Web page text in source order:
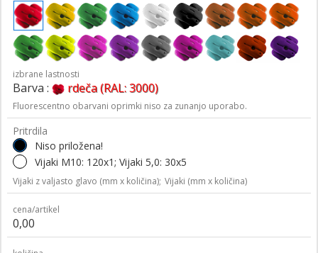
izbrane lastnosti
Barva : rdeča (RAL: 3000)
Fluorescentno obarvani oprimki niso za zunanjo uporabo.
Pritrdila
Niso priložena!
Vijaki M10: 120x1; Vijaki 5,0: 30x5
Vijaki z valjasto glavo (mm x količina); Vijaki (mm x količina)
cena/artikel
0,00